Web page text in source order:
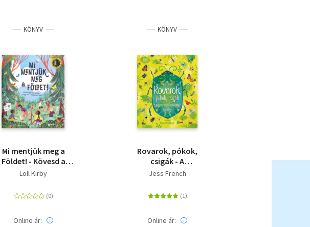
KÖNYV
Mi mentjük meg a
Földet! - Kövesd a
gyerekek példáját, és
klímaváltozás ellen!
Loll Kirby
Online ár:
KÖNYV
Rovarok, pókok,
csigák - A
gerinctelenek
Jess French
Online ár: